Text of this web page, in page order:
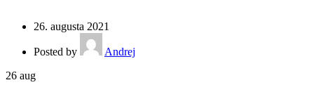
26. augusta 2021
Posted by
Andrej
26 aug